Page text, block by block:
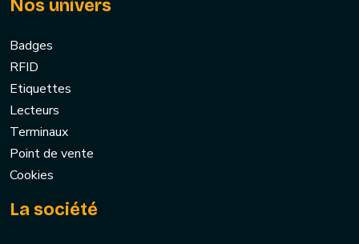
Nos univers
Badges
RFID
Etiquettes
Lecteurs
Terminaux
Point de vente
Cookies
La société